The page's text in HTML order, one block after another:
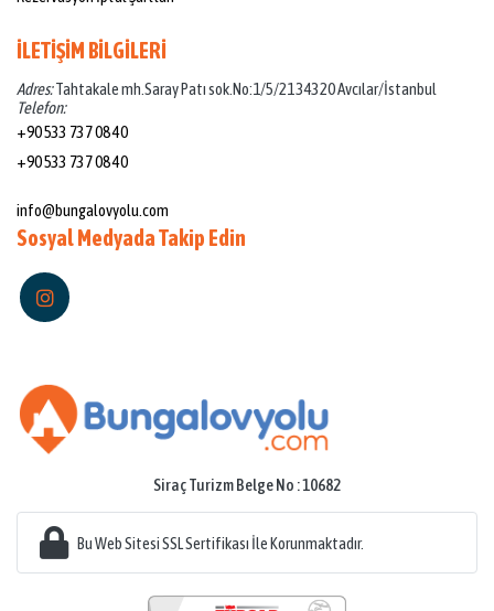
İLETİŞİM BİLGİLERİ
Adres:Tahtakale mh.Saray Patı sok.No:1/5/21 34320 Avcılar/İstanbul
Telefon:
+90 533 737 08 40
+90 533 737 08 40
info@bungalovyolu.com
Sosyal Medyada Takip Edin
Siraç Turizm Belge No : 10682
Bu Web Sitesi SSL Sertifikası İle Korunmaktadır.